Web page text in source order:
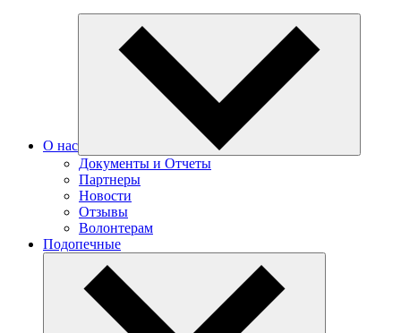
О нас
Документы и Отчеты
Партнеры
Новости
Отзывы
Волонтерам
Подопечные